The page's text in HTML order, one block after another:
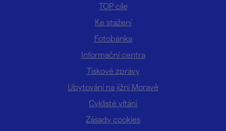
TOP cíle
Ke stažení
Fotobanka
Informační centra
Tiskové zprávy
Ubytování na jižní Moravě
Cyklisté vítáni
Zásady cookies